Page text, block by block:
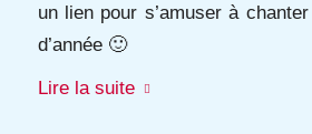
un lien pour s’amuser à
d’année 🙂
Lire la suite